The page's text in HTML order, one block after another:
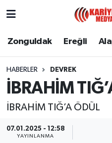
Zonguldak Ereğli
HABERLER DEVREK
İBRAHİM
İBRAHİM TIĞ’A ÖDÜL
07.01.2025 - 12:58
YAYINLANMA
Zonguldak
Alaplı
Kozlu
Kilimli
Zonguldak Nöbetçi
Zonguldak Namaz
Zonguldak Trafik
Puan Durumu ve